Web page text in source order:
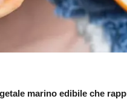
marino edibile che